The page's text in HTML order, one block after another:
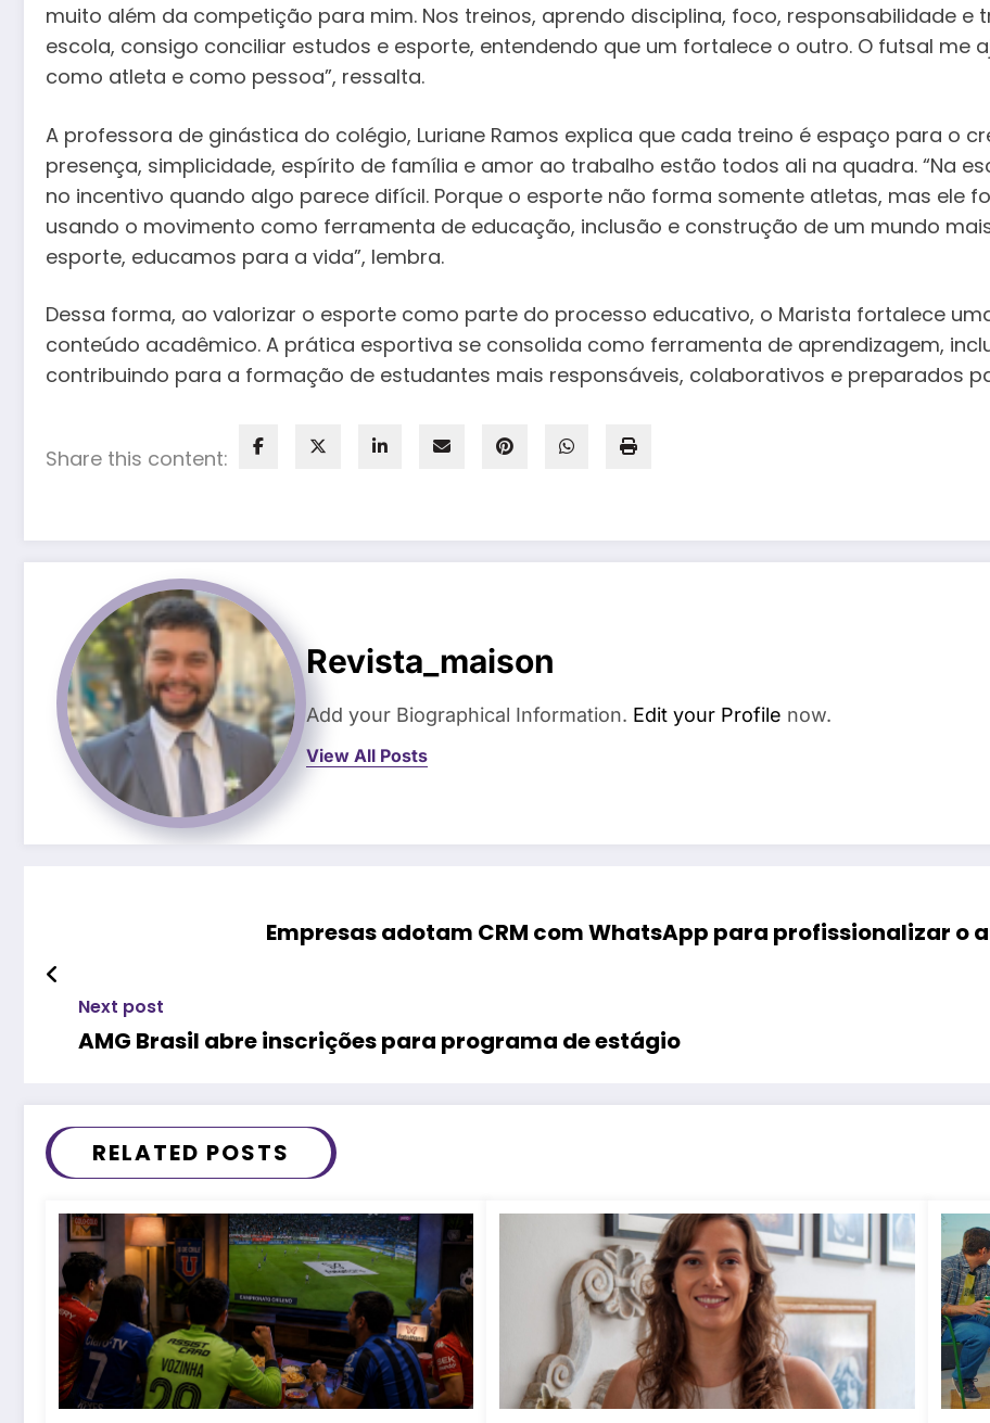
muito além da competição para mim. Nos treinos, aprendo disciplina, foco, responsabilidade e
escola, consigo conciliar estudos e esporte, entendendo que um fortalece o outro. O futsal me
como atleta e como pessoa”, ressalta.
A professora de ginástica do colégio, Luriane Ramos explica que cada treino é espaço para o
presença, simplicidade, espírito de família e amor ao trabalho estão todos ali na quadra. “Na
no incentivo quando algo parece difícil. Porque o esporte não forma somente atletas, mas ele
usando o movimento como ferramenta de educação, inclusão e construção de um mundo
esporte, educamos para a vida”, lembra.
Dessa forma, ao valorizar o esporte como parte do processo educativo, o Marista fortalece
conteúdo acadêmico. A prática esportiva se consolida como ferramenta de aprendizagem,
contribuindo para a formação de estudantes mais responsáveis, colaborativos e preparados
Share this content:
Revista_maison
Add your Biographical Information. Edit your Profile now.
View All Posts
Empresas adotam CRM com WhatsApp para profissionalizar o
Next post
AMG Brasil abre inscrições para programa de estágio
RELATED POSTS